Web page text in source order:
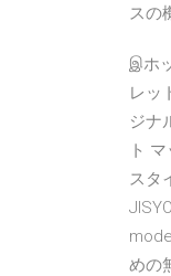
スの
இホ
レッ
ジナ
ト
スタ
めの